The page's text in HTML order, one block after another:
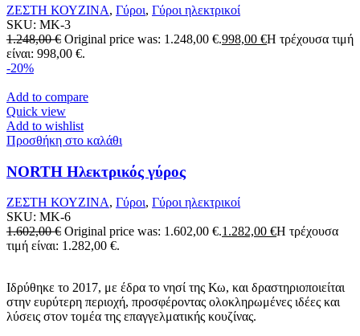
ΖΕΣΤΗ ΚΟΥΖΙΝΑ, Γύροι, Γύροι ηλεκτρικοί
SKU: MK-3
1.248,00€ Original price was: 1.248,00 €.998,00 €Η τρέχουσα τιμή
είναι: 998,00 €.
-20%
Add to compare
Quick view
Add to wishlist
Προσθήκη στο καλάθι
NORTH Ηλεκτρικός γύρος
ΖΕΣΤΗ ΚΟΥΖΙΝΑ, Γύροι, Γύροι ηλεκτρικοί
SKU: MK-6
1.602,00€ Original price was: 1.602,00 €.1.282,00 €Η τρέχουσα
τιμή είναι: 1.282,00 €.
Ιδρύθηκε το 2017, με έδρα το νησί της Κω, και δραστηριοποιείται
στην ευρύτερη περιοχή, προσφέροντας ολοκληρωμένες ιδέες και
λύσεις στον τομέα της επαγγελματικής κουζίνας.